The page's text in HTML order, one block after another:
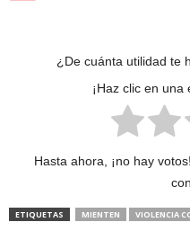
¿De cuánta utilidad te
¡Haz clic en
Hasta ahora, ¡no hay
ETIQUETAS MIENTEN VIOLENCIA